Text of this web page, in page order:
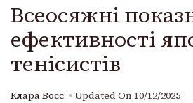
Всеосяжні
ефективності
тенісистів
Клара Восс Updated On 10/12/2025